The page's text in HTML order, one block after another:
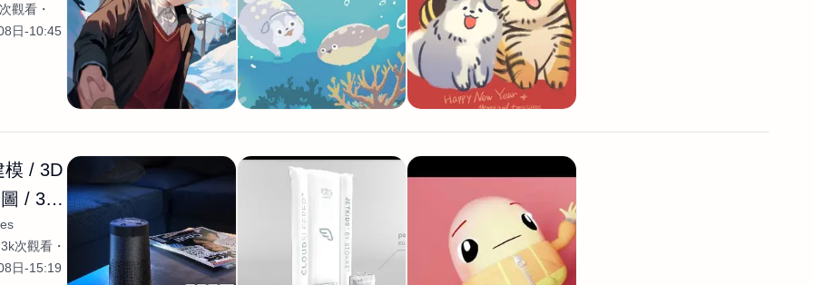
觀看
日-10:45
模 / 3D
/ 3D
網頁
3k次觀看
日-15:19